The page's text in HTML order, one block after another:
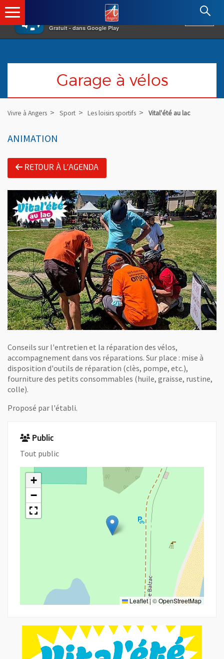
×
Gratuit - dans Google Play
Angers.fr : Retour à l'accueil
Garage à vélos
Vivre à Angers Sport Les loisirs sportifs Vital'été au lac
ANIMATION
RETOUR À L'AGENDA
Conseils sur l'entretien et la réparation des vélos,
accompagnement dans vos réparations. Sur place : mise à
disposition d'outils de réparation (clès, pompe, etc.),
fourniture des petits consommables (huile, graisse, rustine,
colle).
Proposé par l'établi.
Public
Tout public
+
−
Leaflet|©OpenStreetMap